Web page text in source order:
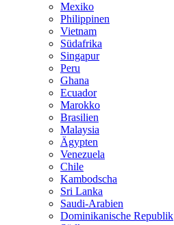
Mexiko
Philippinen
Vietnam
Südafrika
Singapur
Peru
Ghana
Ecuador
Marokko
Brasilien
Malaysia
Ägypten
Venezuela
Chile
Kambodscha
Sri Lanka
Saudi-Arabien
Dominikanische Republik